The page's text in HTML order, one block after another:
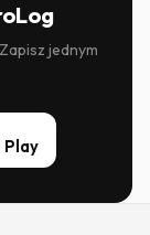
jednym